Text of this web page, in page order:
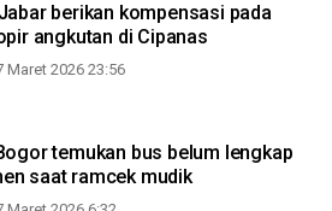
berikan kompensasi pada
angkutan di Cipanas
Maret 2026 23:56
temukan bus belum lengkap
saat ramcek mudik